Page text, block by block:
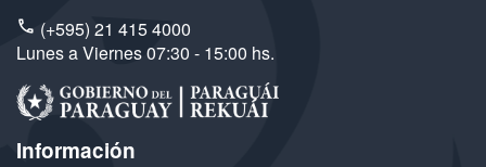
(+595) 21 415 4000
Lunes a Viernes 07:30 - 15:00 hs.
Información